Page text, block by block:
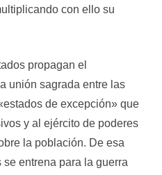
con ello su
propagan el
unión sagrada entre las
de excepción» que
y al ejército de poderes
la población. De esa
entrena para la guerra